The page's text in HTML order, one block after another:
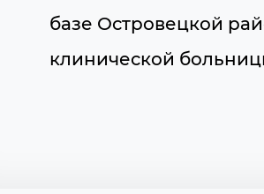
базе Островецкой
клинической